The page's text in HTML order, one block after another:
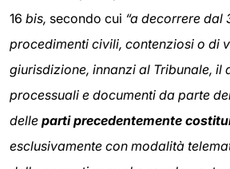
16 bis, secondo cui “a decorrere dal
procedimenti civili, contenziosi o di
giurisdizione, innanzi al Tribunale, il
processuali e documenti da parte
delle parti precedentemente
esclusivamente con modalità